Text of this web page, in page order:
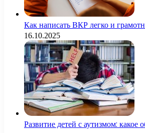
Как написать ВКР легко и
16.10.2025
Развитие детей с аутизмом: какое